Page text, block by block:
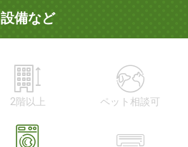
設備など
2階以上 ペット相談可